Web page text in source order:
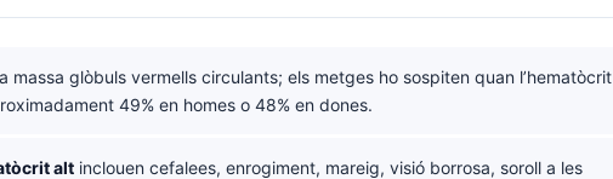
massa glòbuls vermells circulants; els metges ho sospiten quan l’hematòcrit
49% en homes o 48% en dones.
alt inclouen cefalees, enrogiment, mareig, visió borrosa, soroll a les